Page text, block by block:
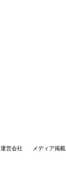
運営会社 メディア掲載